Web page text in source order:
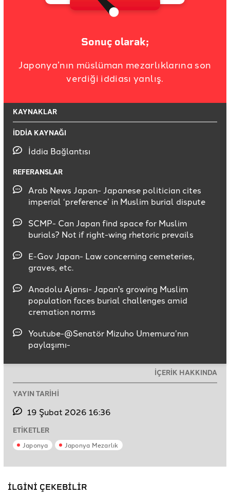
Sonuç olarak;
Japonya’nın müslüman mezarlıklarına son
verdiği iddiası yanlış.
KAYNAKLAR
İDDİA KAYNAĞI
İddia Bağlantısı
REFERANSLAR
Arab News Japan- Japanese politician cites
imperial ‘preference’ in Muslim burial dispute
SCMP- Can Japan find space for Muslim
burials? Not if right-wing rhetoric prevails
E-Gov Japan- Law concerning cemeteries,
graves, etc.
Anadolu Ajansı- Japan's growing Muslim
population faces burial challenges amid
cremation norms
Youtube-@Senatör Mizuho Umemura’nın
paylaşımı-
İÇERİK HAKKINDA
YAYIN TARİHİ
19 Şubat 2026 16:36
ETİKETLER
Japonya Japonya Mezarlık
İLGİNİ ÇEKEBİLİR